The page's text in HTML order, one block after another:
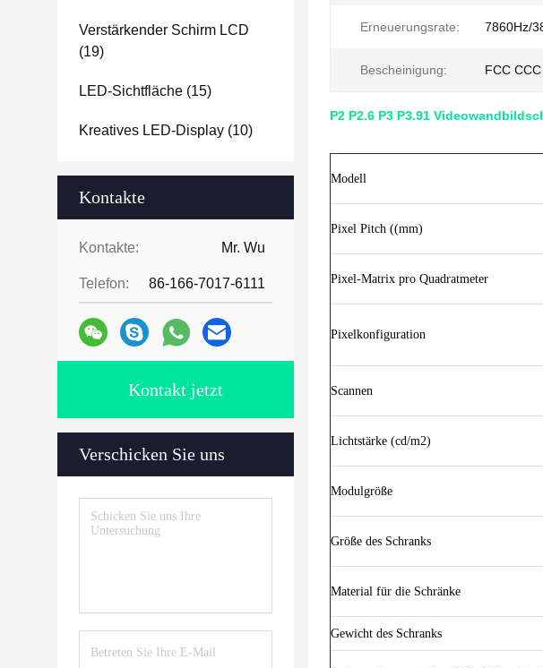
Verstärkender Schirm LCD
(19)
LED-Sichtfläche (15)
Kreatives LED-Display (10)
Kontakte
Kontakte: Mr. Wu
Telefon: 86-166-7017-6111
Kontakt jetzt
Verschicken Sie uns
Erneuerungsrate: 7860Hz/
Bescheinigung: FCC
P2 P2.6 P3 P3.91
Modell
Pixel Pitch ((mm)
Pixel-Matrix pro Quadratmeter
Pixelkonfiguration
Scannen
Lichtstärke (cd/m2)
Modulgröße
Größe des Schranks
Material für die Schränke
Gewicht des Schranks